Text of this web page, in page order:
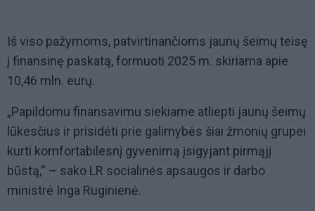
Iš viso pažymoms, patvirtinančioms jaunų šeimų teisę
į finansinę paskatą, formuoti 2025 m. skiriama apie
10,46 mln. eurų.
„Papildomu finansavimu siekiame atliepti jaunų šeimų
lūkesčius ir prisidėti prie galimybės šiai žmonių grupei
kurti komfortabilesnį gyvenimą įsigyjant pirmąjį
būstą,“ – sako LR socialinės apsaugos ir darbo
ministrė Inga Ruginienė.